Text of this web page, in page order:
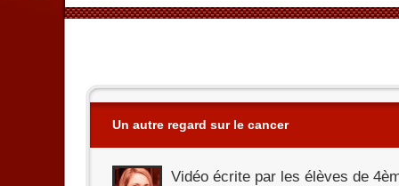
Un autre regard sur le cancer
Vidéo écrite par les élèves de